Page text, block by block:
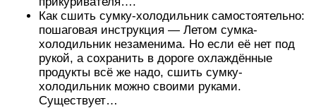
Как сшить сумку-холодильник самостоятельно:
пошаговая инструкция — Летом сумка-
холодильник незаменима. Но если её нет под
рукой, а сохранить в дороге охлаждённые
продукты всё же надо, сшить сумку-
холодильник можно своими руками.
Существует…